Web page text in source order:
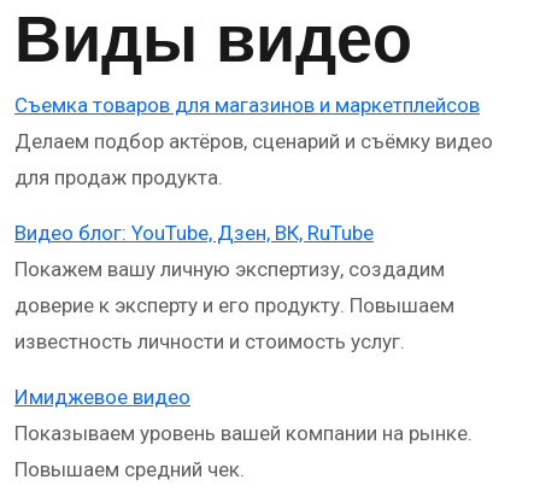
Виды видео
Съемка товаров для магазинов и маркетплейсов
Делаем подбор актёров, сценарий и съёмку видео
для продаж продукта.
Видео блог: YouTube, Дзен, ВК, RuTube
Покажем вашу личную экспертизу, создадим
доверие к эксперту и его продукту. Повышаем
известность личности и стоимость услуг.
Имиджевое видео
Показываем уровень вашей компании на рынке.
Повышаем средний чек.